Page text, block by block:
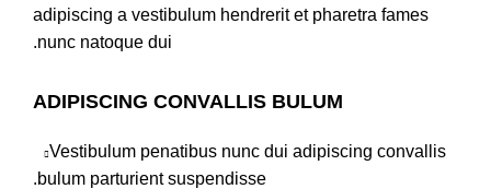
adipiscing a vestibulum hendrerit et pharetra fames
nunc natoque dui.
ADIPISCING CONVALLIS BULUM
Vestibulum penatibus nunc dui adipiscing convallis
bulum parturient suspendisse.